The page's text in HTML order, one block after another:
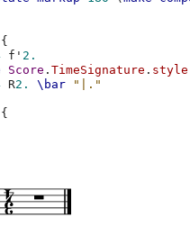
{
f' 2.
Score .TimeSignature . style
R2. \bar
"|."
{